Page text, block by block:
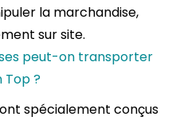
la marchandise,
sur site.
peut-on transporter
Top ?
spécialement conçus